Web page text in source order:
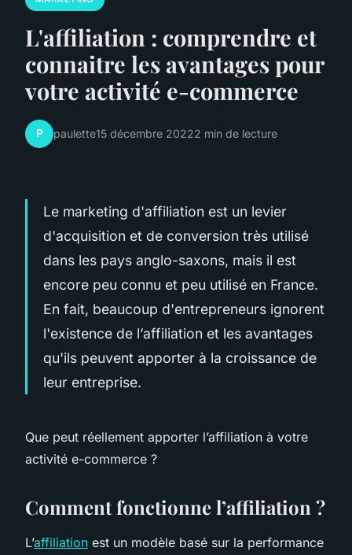
L'affiliation : comprendre et
connaitre les avantages pour
votre activité e-commerce
P paulette15 décembre 20222 min de lecture
Le marketing d'affiliation est un levier
d'acquisition et de conversion très utilisé
dans les pays anglo-saxons, mais il est
encore peu connu et peu utilisé en France.
En fait, beaucoup d'entrepreneurs ignorent
l'existence de l’affiliation et les avantages
qu'ils peuvent apporter à la croissance de
leur entreprise.
Que peut réellement apporter l’affiliation à votre
activité e-commerce ?
Comment fonctionne l’affiliation ?
L’affiliation est un modèle basé sur la performance